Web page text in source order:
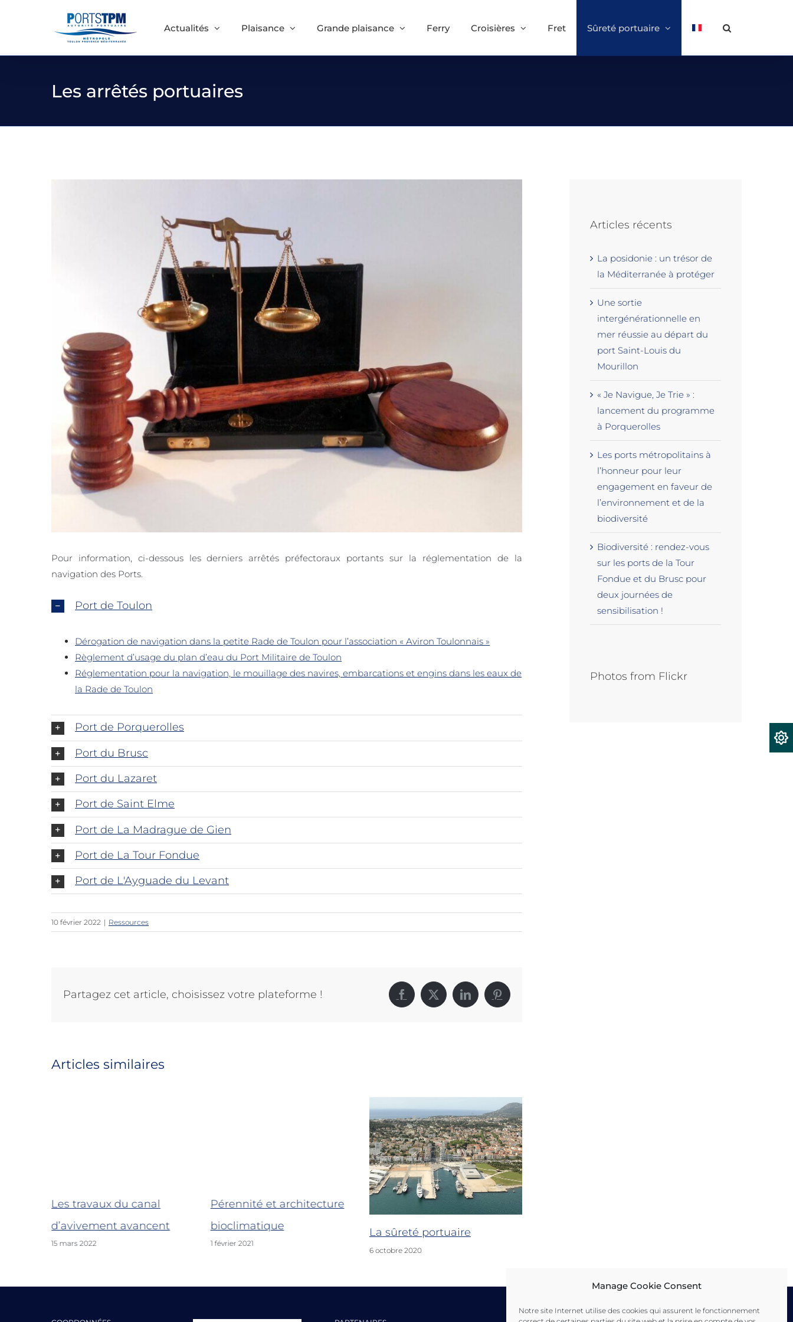
Manage Cookie Consent
Notre site Internet utilise des cookies qui assurent le fonctionnement
Actualités Plaisance Grande plaisance Ferry Croisières Fret Sûreté portuaire
Les arrêtés portuaires
Pour information, ci-dessous les derniers arrêtés préfectoraux portants sur la réglementation de la
navigation des Ports.
Port de Toulon
Dérogation de navigation dans la petite Rade de Toulon pour l’association « Aviron Toulonnais »
Règlement d’usage du plan d’eau du Port Militaire de Toulon
Réglementation pour la navigation, le mouillage des navires, embarcations et engins dans les eaux de
la Rade de Toulon
Port de Porquerolles
Port du Brusc
Port du Lazaret
Port de Saint Elme
Port de La Madrague de Gien
Port de La Tour Fondue
Port de L'Ayguade du Levant
10 février 2022 | Ressources
Partagez cet article, choisissez votre plateforme ! Facebook
X LinkedInPinterest
Articles similaires
Les travaux du canal
d’avivement avancent
15 mars 2022
Pérennité et architecture
bioclimatique
1 février 2021
La sûreté portuaire
6 octobre 2020
Articles récents
La posidonie : un trésor de
la Méditerranée à protéger
Une sortie
intergénérationnelle en
mer réussie au départ du
port Saint-Louis du
Mourillon
« Je Navigue, Je Trie » :
lancement du programme
à Porquerolles
Les ports métropolitains à
l’honneur pour leur
engagement en faveur de
l’environnement et de la
biodiversité
Biodiversité : rendez-vous
sur les ports de la Tour
Fondue et du Brusc pour
deux journées de
sensibilisation !
Photos from Flickr